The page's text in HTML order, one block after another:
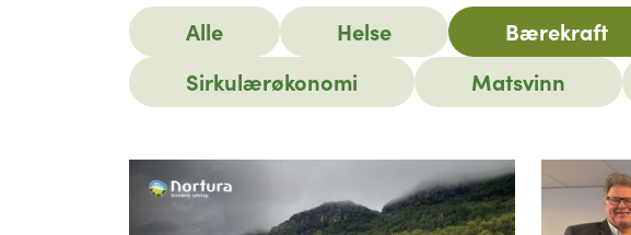
Alle Helse Bærekraft
Sirkulærøkonomi
Matsvinn